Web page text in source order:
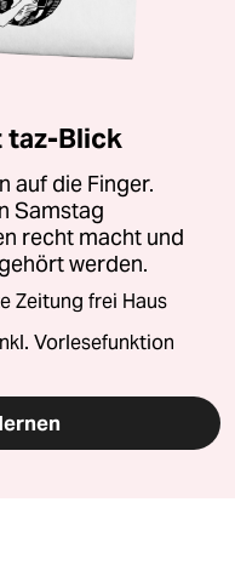
taz-Blick
auf die Finger.
Samstag
recht macht und
werden.
Zeitung frei Haus
Vorlesefunktion